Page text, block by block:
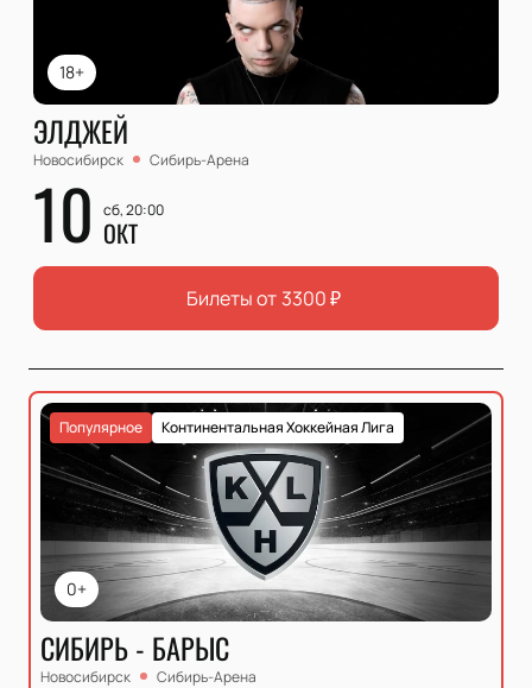
18+
ЭЛДЖЕЙ
Новосибирск Сибирь-Арена
10 сб, 20:00
ОКТ
Билеты от 3300₽
0+
Континентальная Хоккейная Лига
Популярное
СИБИРЬ - БАРЫС
Новосибирск Сибирь-Арена